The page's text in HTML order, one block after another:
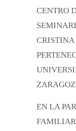
CENTRO
CRISTINA
EN LA